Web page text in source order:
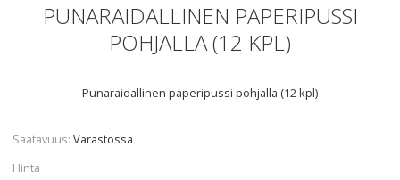
PUNARAIDALLINEN PAPERIPUSSI
POHJALLA (12 KPL)
Punaraidallinen paperipussi pohjalla (12 kpl)
Saatavuus Varastossa
Hinta